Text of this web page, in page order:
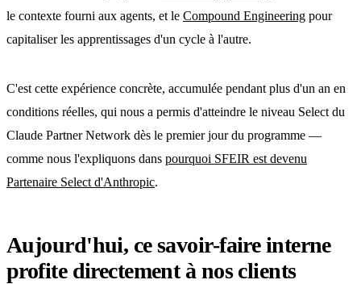
le contexte fourni aux agents, et le Compound Engineering pour
capitaliser les apprentissages d'un cycle à l'autre.
C'est cette expérience concrète, accumulée pendant plus d'un an en
conditions réelles, qui nous a permis d'atteindre le niveau Select du
Claude Partner Network dès le premier jour du programme —
comme nous l'expliquons dans pourquoi SFEIR est devenu
Partenaire Select d'Anthropic.
Aujourd'hui, ce savoir-faire interne
profite directement à nos clients